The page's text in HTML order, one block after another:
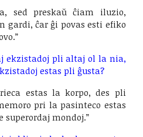
sed preskaŭ ĉiam iluzio,
gardi, ĉar ĝi povas esti efiko
ekzistadoj pli altaj ol la nia,
estas pli ĝusta?
estas la korpo, des pli
pri la pasinteco estas
mondoj.”